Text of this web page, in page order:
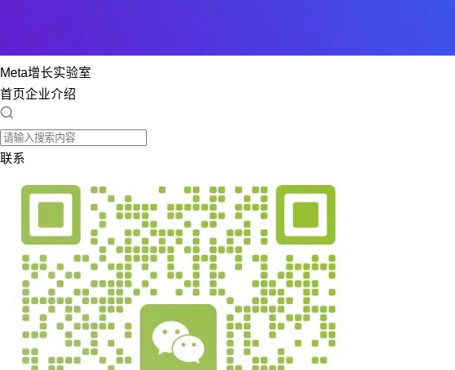
Meta增长实验室
首页企业介绍
联系